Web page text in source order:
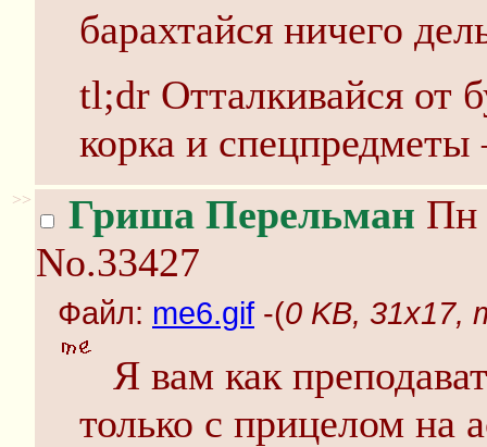
барахтайся ничего
tl;dr Отталкивайся от
корка и
>> Гриша Перельман Пн
No.33427
Файл: me6.gif -(0 KB, 31x17,
Я вам как
только с прицелом на